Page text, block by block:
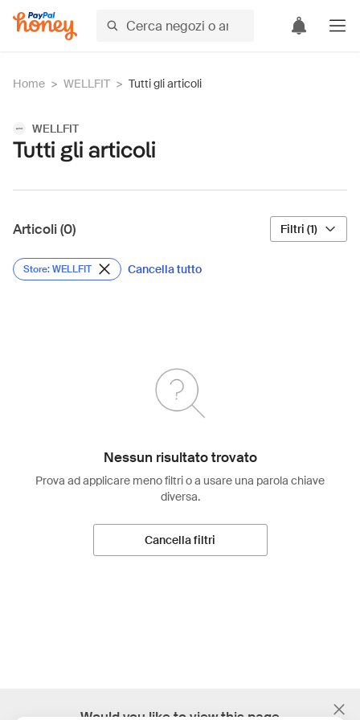
Home > WELLFIT > Tutti gli articoli
WELLFIT
Tutti gli articoli
Articoli (0) Filtri (1)
Store: WELLFIT Cancella tutto
Nessun risultato trovato
Prova ad applicare meno filtri o a usare una parola chiave
diversa.
Cancella filtri